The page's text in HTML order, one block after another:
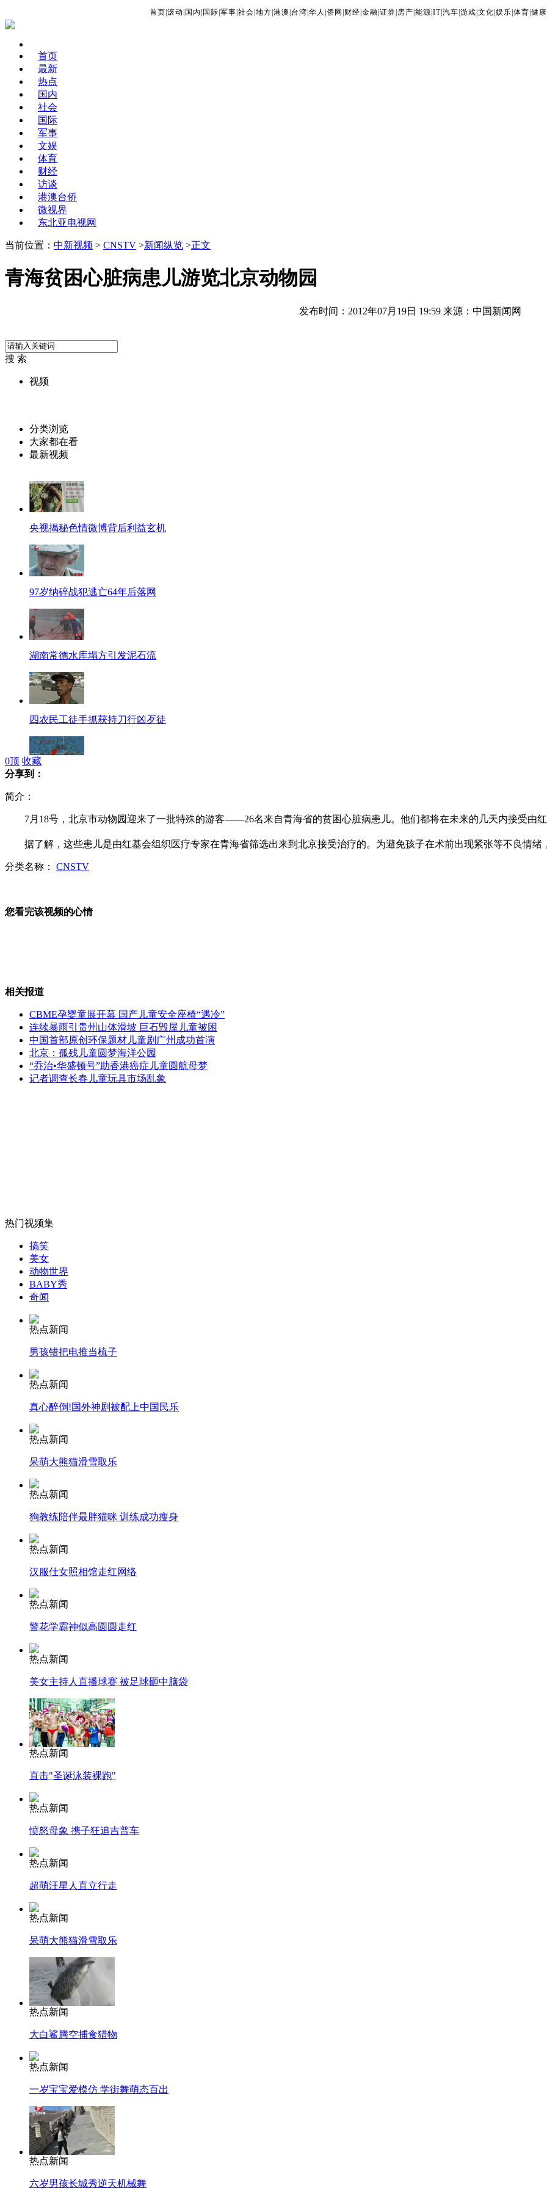
首页 滚动 国内 国际 军事 社会 地方 港澳 台湾 华人 侨网 财经 金融 证券 房产 能源 IT| 汽车 游戏 文化 娱乐 体育 健康
首页
最新
热点
国内
社会
国际
军事
文娱
体育
财经
访谈
港澳台侨
微视界
东北亚电视网
当前位置： 中新视频 > CNSTV >新闻纵览 >正文
青海贫困心脏病患儿游览北京动物园
发布时间：2012年07月19日 19:59 来源：中国新闻网
搜 索
视频
分类浏览
大家都在看
最新视频
央视揭秘色情微博背后利益玄机
97岁纳碎战犯逃亡64年后落网
湖南常德水库塌方引发泥石流
四农民工徒手抓获持刀行凶歹徒
团中央追授周江疆五四奖章
茅台价格跌落千元 炒家囤货亏损
外国大学生挑战<最炫民族风>
无痛分娩是否安全 医生回应
外交部：反对强权政治霸凌主义
外交部：有关国家言论片面不公正
走！跟着总书记去植树
纽约上演“枕头大战”
0顶 收藏
分享到：
简介：
7月18号，北京市动物园迎来了一批特殊的游客——26名来自青海省的贫困心脏病患儿。他们都将在未来的几天内接受由红
据了解，这些患儿是由红基会组织医疗专家在青海省筛选出来到北京接受治疗的。为避免孩子在术前出现紧张等不良情绪
分类名称： CNSTV
您看完该视频的心情
相关报道
CBME孕婴童展开幕 国产儿童安全座椅“遇冷”
连续暴雨引贵州山体滑坡 巨石毁屋儿童被困
中国首部原创环保题材儿童剧广州成功首演
北京：孤残儿童圆梦海洋公园
“乔治•华盛顿号”助香港癌症儿童圆航母梦
记者调查长春儿童玩具市场乱象
热门视频集
搞笑
美女
动物世界
BABY秀
奇闻
热点新闻
男孩错把电推当梳子
热点新闻
真心醉倒!国外神剧被配上中国民乐
热点新闻
呆萌大熊猫滑雪取乐
热点新闻
狗教练陪伴最胖猫咪 训练成功瘦身
热点新闻
汉服仕女照相馆走红网络
热点新闻
警花学霸神似高圆圆走红
热点新闻
美女主持人直播球赛 被足球砸中脑袋
热点新闻
直击"圣诞泳装裸跑"
热点新闻
愤怒母象 携子狂追吉普车
热点新闻
超萌汪星人直立行走
热点新闻
呆萌大熊猫滑雪取乐
热点新闻
大白鲨腾空捕食猎物
热点新闻
一岁宝宝爱模仿 学街舞萌态百出
热点新闻
六岁男孩长城秀逆天机械舞